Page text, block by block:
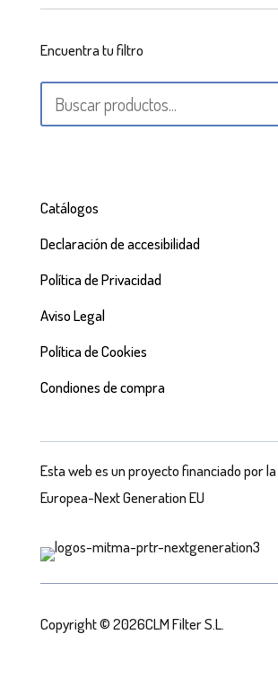
Encuentra tu filtro
Catálogos
Declaración de accesibilidad
Política de Privacidad
Aviso Legal
Política de Cookies
Condiones de compra
Esta web es un proyecto financiado por
Europea-Next Generation EU
Copyright © 2026CLM Filter S.L.